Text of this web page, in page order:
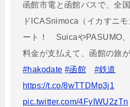
函館市電と函館バスで、全
ドICASnimoca（イカすニ
ート！ SuicaやPASUMO
料金が支払えて、函館の旅
#hakodate #函館
#鉄道
https://t.co/8wTTDMp3j1
pic.twitter.com/4FyIWU2zTn